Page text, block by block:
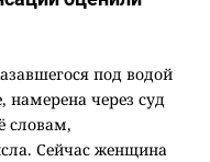
под водой
намерена через суд
словам,
Сейчас женщина